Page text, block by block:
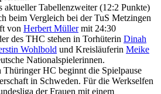
aktueller Tabellenzweiter (12:2 Punkte)
beim Vergleich bei der TuS Metzingen
von Herbert Müllermit 24:30
des THC stehen in Torhüterin Dinah
Wohlbold und Kreisläuferin Meike
Nationalspielerinnen.
Thüringer HC beginnt die Spielpause
in Schweden. Für die Werkselfen
der Frauen mit einem